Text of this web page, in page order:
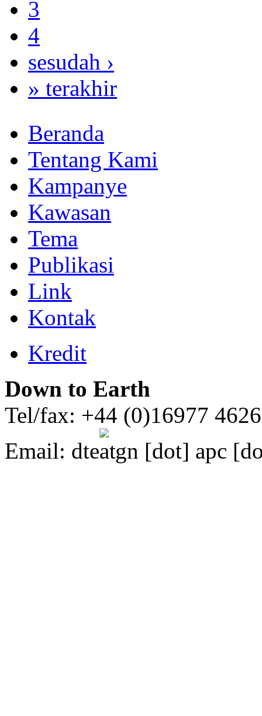
3
4
sesudah ›
» terakhir
Beranda
Tentang Kami
Kampanye
Kawasan
Tema
Publikasi
Link
Kontak
Kredit
Down to Earth
Tel/fax: +44 (0)16977
Email: dte gn [dot] apc